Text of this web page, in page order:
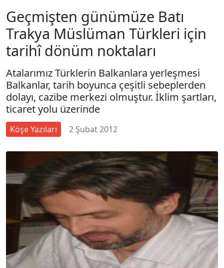
Geçmişten günümüze Batı
Trakya Müslüman Türkleri için
tarihî dönüm noktaları
Atalarımız Türklerin Balkanlara yerleşmesi
Balkanlar, tarih boyunca çeşitli sebeplerden
dolayı, cazibe merkezi olmuştur. İklim şartları,
ticaret yolu üzerinde
Köşe Yazıları 2 Şubat 2012